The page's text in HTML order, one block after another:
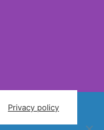
Privacy policy